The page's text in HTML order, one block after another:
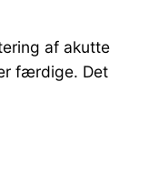
af akutte
færdige. Det